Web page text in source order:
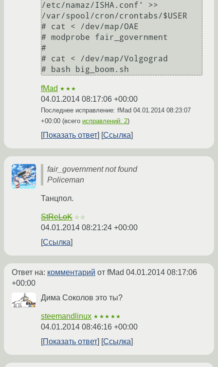
/etc/namaz/ISHA.conf' >>
/var/spool/cron/crontabs/$USER
# cat < /dev/map/OAE
# modprobe fair_government
#
# cat < /dev/map/Volgograd
fMad ★★★
04.01.2014 08:17:06 +00:00
Последнее исправление: fMad 04.01.2014 08:23:07
+00:00 (всего исправлений: 2)
Показать ответ Ссылка
fair_government not found
Policeman
Танцпол.
StReLoK ☆☆
04.01.2014 08:21:24 +00:00
Ссылка
Ответ на: комментарий от fMad 04.01.2014 08:17:06
+00:00
Дима Соколов это ты?
steemandlinux ★★★★★
04.01.2014 08:46:16 +00:00
Показать ответ
Ссылка